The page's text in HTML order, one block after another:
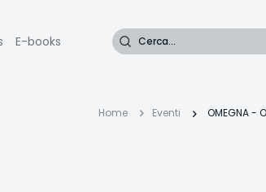
E-books Cerca
Briciole
Home Eventi OMEGNA -